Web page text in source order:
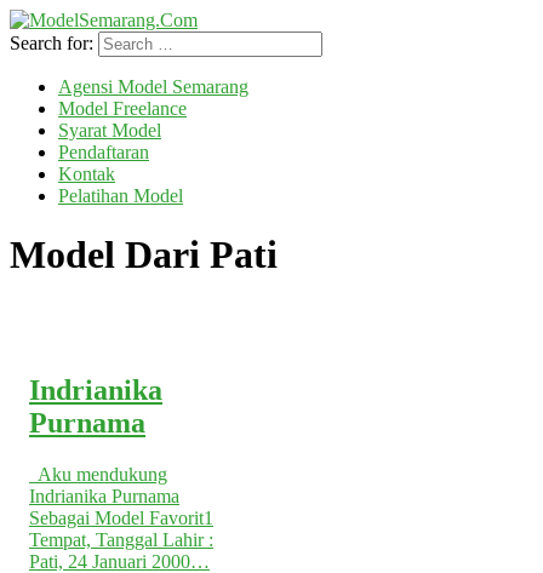
Search for:
Agensi Model Semarang
Model Freelance
Syarat Model
Pendaftaran
Kontak
Pelatihan Model
Model Dari Pati
Indrianika
Purnama
Aku mendukung
Indrianika Purnama
Sebagai Model Favorit1
Tempat, Tanggal Lahir :
Pati, 24 Januari 2000…